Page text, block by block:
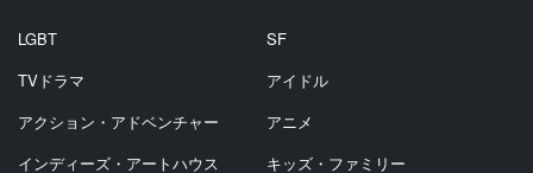
LGBT
SF
TVドラマ
アイドル
アクション・アドベンチャー
アニメ
インディーズ・アートハウス
キッズ・ファミリー